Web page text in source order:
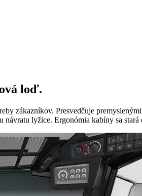
loď.
zákazníkov. Presvedčuje
lyžice. Ergonómia kabíny sa